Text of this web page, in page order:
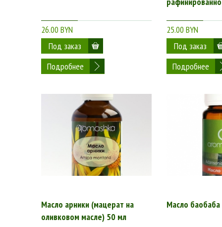
26.00 BYN
Подробнее
25.00 BYN
Подробнее
Масло арники (мацерат на
оливковом масле) 50 мл
Масло